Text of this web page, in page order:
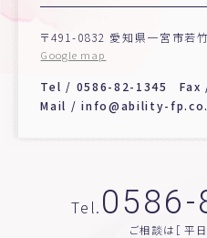
〒491-0832 愛知県一宮市若
Google map
Tel / 0586-82-1345
Fax
Mail /info@ability-
Tel. 0586-
ご相談は［ 平